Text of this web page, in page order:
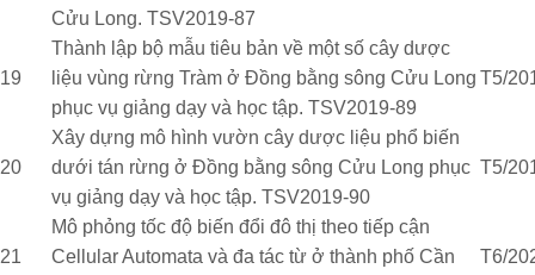
Cửu Long. TSV2019-87
19
Thành lập bộ mẫu tiêu bản về một số cây dược
liệu vùng rừng Tràm ở Đồng bằng sông Cửu Long
phục vụ giảng dạy và học tập. TSV2019-89
T5/
20
Xây dựng mô hình vườn cây dược liệu phổ biến
dưới tán rừng ở Đồng bằng sông Cửu Long phục
vụ giảng dạy và học tập. TSV2019-90
T5/
21
Mô phỏng tốc độ biến đổi đô thị theo tiếp cận
Cellular Automata và đa tác từ ở thành phố Cần
T6/